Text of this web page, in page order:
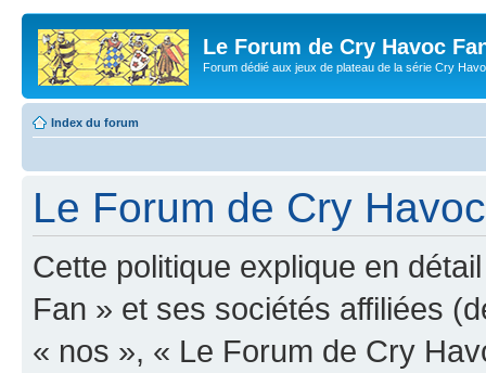
Le Forum de Cry Havoc
Forum dédié aux jeux de plateau de la série Cry
Index du forum
Le Forum de Cry
Cette politique explique en
Fan » et ses sociétés affiliées
« nos », « Le Forum de Cry